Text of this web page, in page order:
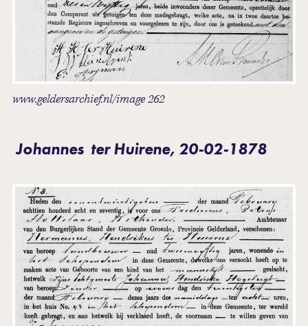
www.geldersarchief.nl/image 262
Johannes ter Huirene, 20-02-1878